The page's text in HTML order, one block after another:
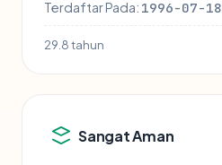
Terdaftar Pada: 1996-07-18
29.8 tahun
Sangat Aman